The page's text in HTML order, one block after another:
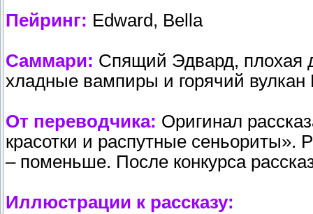
Пейринг: Edward, Bella
Саммари: Спящий Эдвард, плохая
хладные вампиры и горячий вулкан
От переводчика: Оригинал
красотки и распутные
– поменьше. После конкурса
Иллюстрации к рассказу: